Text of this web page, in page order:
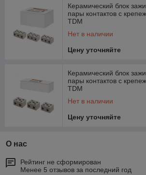
Керамический блок
пары контактов с
TDM
Нет в наличии
Цену уточняйте
Керамический блок
пары контактов с
TDM
Нет в наличии
Цену уточняйте
О нас
Рейтинг не сформирован
Менее 5 отзывов за последний год